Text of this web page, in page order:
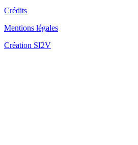
Crédits
Mentions légales
Création SI2V